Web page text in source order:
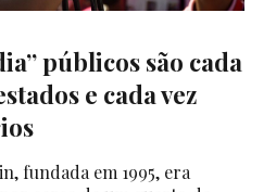
públicos são cada
e cada vez
fundada em 1995, era